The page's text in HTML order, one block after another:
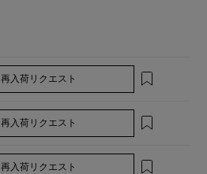
再入荷リクエスト
再入荷リクエスト
再入荷リクエスト